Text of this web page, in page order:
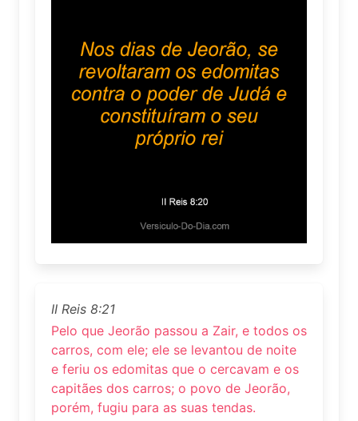
II Reis 8:21
Pelo que Jeorão passou a Zair, e todos os
carros, com ele; ele se levantou de noite
e feriu os edomitas que o cercavam e os
capitães dos carros; o povo de Jeorão,
porém, fugiu para as suas tendas.